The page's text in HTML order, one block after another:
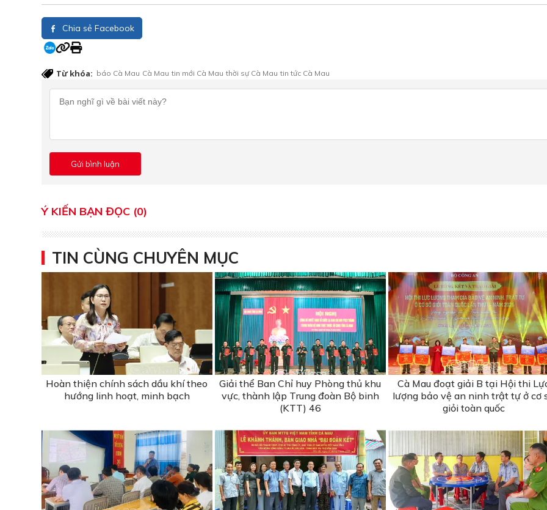
Chia sẻ Facebook
Từ khóa: báo Cà Mau Cà Mau tin mới Cà Mau thời sự Cà Mau tin tức Cà Mau
Ý KIẾN BẠN ĐỌC (0)
TIN CÙNG CHUYÊN MỤC
Hoàn thiện chính sách dầu khí theo
hướng linh hoạt, minh bạch
Giải thể Ban Chỉ huy Phòng thủ khu
vực, thành lập Trung đoàn Bộ binh
(KTT) 46
Cà Mau đoạt giải B tại Hội thi
lượng bảo vệ an ninh trật tự ở cơ
giỏi toàn quốc